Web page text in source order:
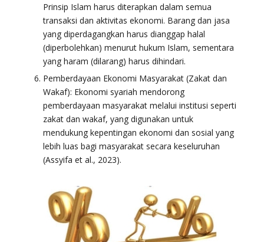
Prinsip Islam harus diterapkan dalam semua
transaksi dan aktivitas ekonomi. Barang dan jasa
yang diperdagangkan harus dianggap halal
(diperbolehkan) menurut hukum Islam, sementara
yang haram (dilarang) harus dihindari.
Pemberdayaan Ekonomi Masyarakat (Zakat dan
Wakaf): Ekonomi syariah mendorong
pemberdayaan masyarakat melalui institusi seperti
zakat dan wakaf, yang digunakan untuk
mendukung kepentingan ekonomi dan sosial yang
lebih luas bagi masyarakat secara keseluruhan
(Assyifa et al., 2023).